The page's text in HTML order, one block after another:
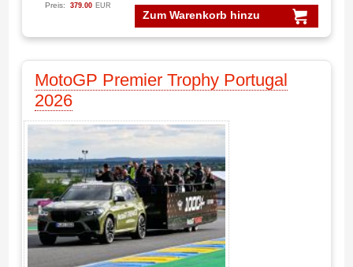
Zum Warenkorb hinzu
Preis: 379.00 EUR
MotoGP Premier Trophy Portugal
2026